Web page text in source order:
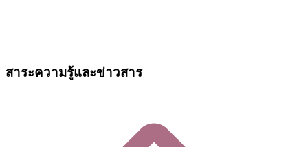
สาระความรู้และข่าวสาร